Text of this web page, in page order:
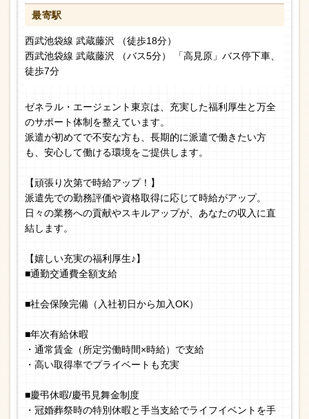
最寄駅
西武池袋線 武蔵藤沢 （徒歩18分）
西武池袋線 武蔵藤沢 （バス5分） 「高見原」バス停下車、
徒歩7分
ゼネラル・エージェント東京は、充実した福利厚生と万全
のサポート体制を整えています。
派遣が初めてで不安な方も、長期的に派遣で働きたい方
も、安心して働ける環境をご提供します。
【頑張り次第で時給アップ！】
派遣先での勤務評価や資格取得に応じて時給がアップ。
日々の業務への貢献やスキルアップが、あなたの収入に直
結します。
【嬉しい充実の福利厚生♪】
■通勤交通費全額支給
■社会保険完備（入社初日から加入OK）
■年次有給休暇
・通常賃金（所定労働時間×時給）で支給
・高い取得率でプライベートも充実
■慶弔休暇/慶弔見舞金制度
・冠婚葬祭時の特別休暇と手当支給でライフイベントを手